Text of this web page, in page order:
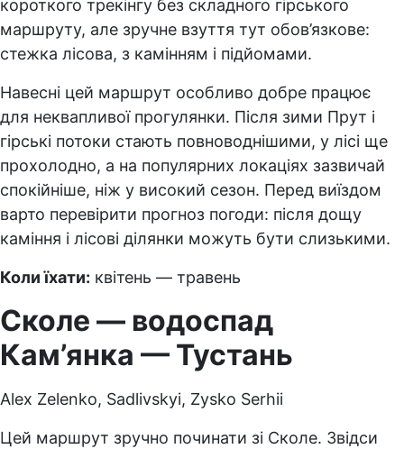
короткого трекінгу без складного гірського
маршруту, але зручне взуття тут обов’язкове:
стежка лісова, з камінням і підйомами.
Навесні цей маршрут особливо добре працює
для неквапливої прогулянки. Після зими Прут і
гірські потоки стають повноводнішими, у лісі ще
прохолодно, а на популярних локаціях зазвичай
спокійніше, ніж у високий сезон. Перед виїздом
варто перевірити прогноз погоди: після дощу
каміння і лісові ділянки можуть бути слизькими.
Коли їхати: квітень — травень
Сколе — водоспад
Кам’янка — Тустань
Alex Zelenko, Sadlivskyi, Zysko Serhii
Цей маршрут зручно починати зі Сколе. Звідси